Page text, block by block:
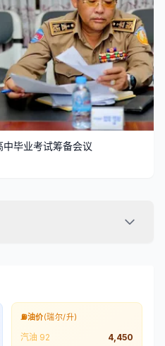
毕业考试筹备会议
⛽油价(瑞尔/升)
汽油 92
4,450